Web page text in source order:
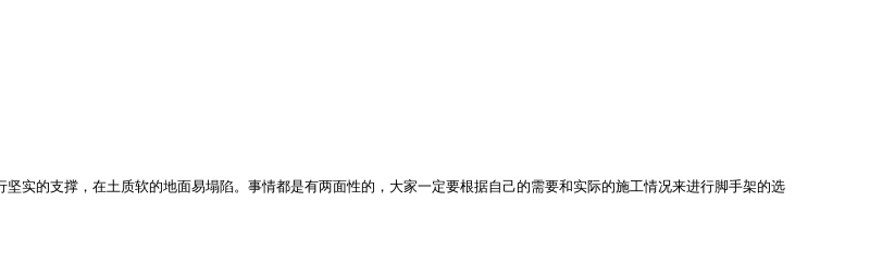
实的支撑，在土质软的地面易塌陷。事情都是有两面性的，大家一定要根据自己的需要和实际的施工情况来进行脚手架的选